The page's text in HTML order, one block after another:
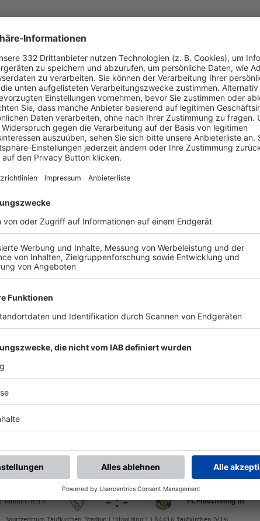
UNSERE NEUIGKEITEN FÜR DICH
Spiele Letzte Spiele Kompletter Spielplan
Sportplatz Finsing, Platz 1 | Am Steinfeld 10 | 85464 Finsing
435 B-Klasse 5
Taufkirchen II -:- FC Moosinning III
Sportzentrum Taufkirchen, Stadion | Hilpolding 1 | 84416 Taufkirchen (Vils)